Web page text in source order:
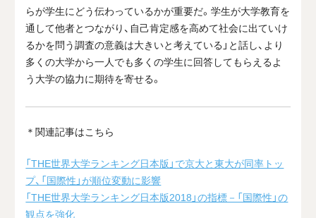
らが学生にどう伝わっているかが重要だ。学生が大学教育を
通して他者とつながり、自己肯定感を高めて社会に出ていけ
るかを問う調査の意義は大きいと考えている」と話し、より
多くの大学から一人でも多くの学生に回答してもらえるよ
う大学の協力に期待を寄せる。
＊関連記事はこちら
「THE世界大学ランキング日本版」で京大と東大が同率トッ
プ、「国際性」が順位変動に影響
「THE世界大学ランキング日本版2018」の指標－「国際性」の
観点を強化